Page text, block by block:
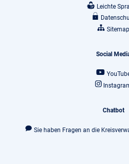
Leichte
Sitemap
Social
Chatbot
Sie haben Fragen an die